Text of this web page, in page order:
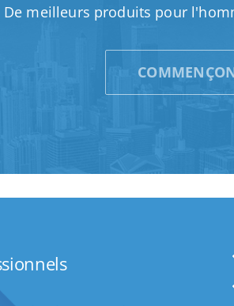
De meilleurs produits pour